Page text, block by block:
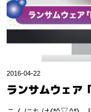
2016-04-22
ランサムウェア